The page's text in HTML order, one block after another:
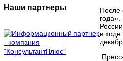
Наши партнеры
После
года».
России
в